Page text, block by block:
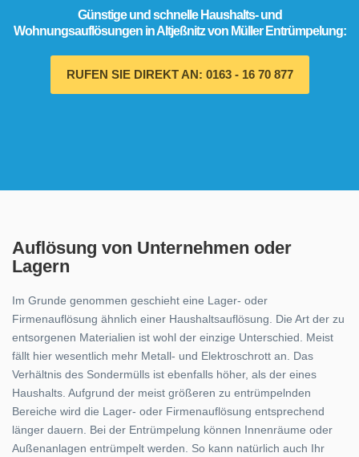
Günstige und schnelle Haushalts- und
Wohnungsauflösungen in Altjeßnitz von Müller Entrümpelung:
RUFEN SIE DIREKT AN: 0163 - 16 70 877
Auflösung von Unternehmen oder
Lagern
Im Grunde genommen geschieht eine Lager- oder
Firmenauflösung ähnlich einer Haushaltsauflösung. Die Art der zu
entsorgenen Materialien ist wohl der einzige Unterschied. Meist
fällt hier wesentlich mehr Metall- und Elektroschrott an. Das
Verhältnis des Sondermülls ist ebenfalls höher, als der eines
Haushalts. Aufgrund der meist größeren zu entrümpelnden
Bereiche wird die Lager- oder Firmenauflösung entsprechend
länger dauern. Bei der Entrümpelung können Innenräume oder
Außenanlagen entrümpelt werden. So kann natürlich auch Ihr